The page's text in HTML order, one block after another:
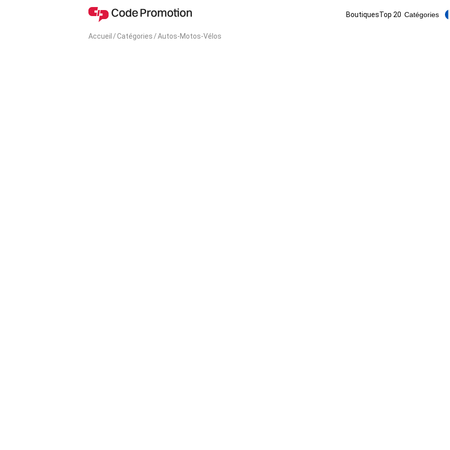
BoutiquesTop 20 Catégories
Accueil /Catégories /Autos-Motos-Vélos